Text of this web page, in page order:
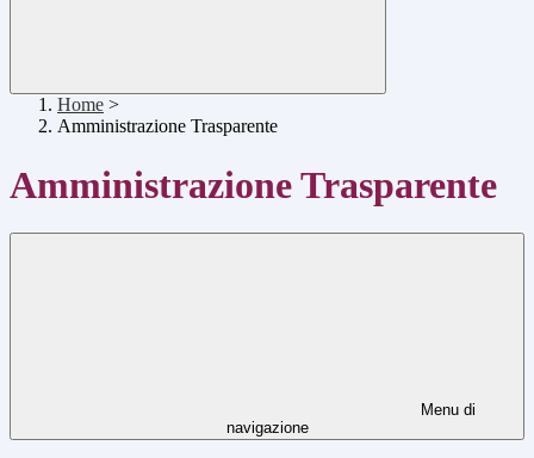
Home >
Amministrazione Trasparente
Amministrazione Trasparente
Menu di
navigazione